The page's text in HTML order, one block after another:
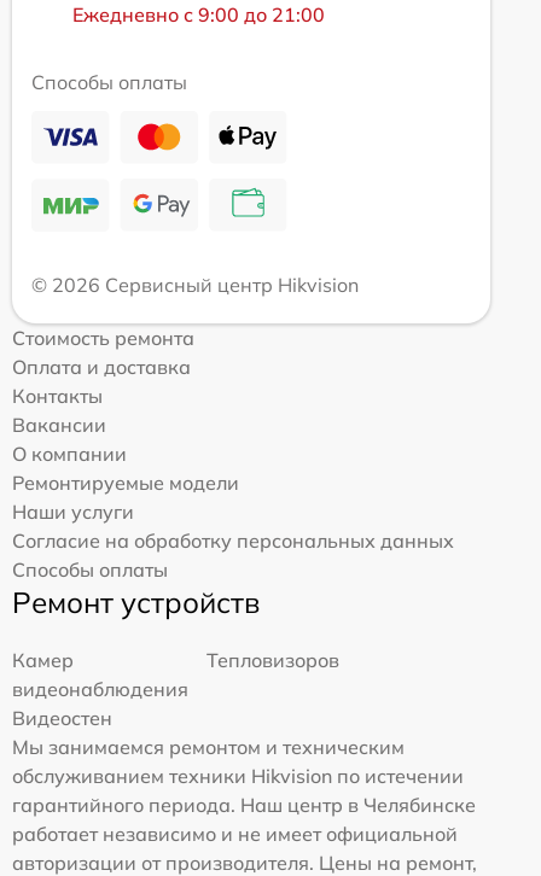
Ежедневно с 9:00 до 21:00
Способы оплаты
© 2026 Сервисный центр Hikvision
Стоимость ремонта
Оплата и доставка
Контакты
Вакансии
О компании
Ремонтируемые модели
Наши услуги
Согласие на обработку персональных данных
Способы оплаты
Ремонт устройств
Камер
видеонаблюдения
Тепловизоров
Видеостен
Мы занимаемся ремонтом и техническим
обслуживанием техники Hikvision по истечении
гарантийного периода. Наш центр в Челябинске
работает независимо и не имеет официальной
авторизации от производителя. Цены на ремонт,